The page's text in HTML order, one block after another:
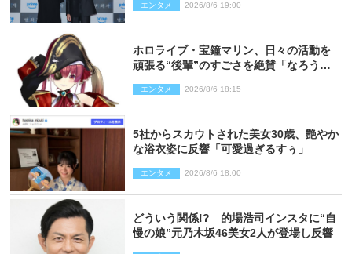
かった」
エンタメ 2026/8/6 19:00
ホロライブ・宝鐘マリン、日々の活動を
頑張る“後輩”のすごさを絶賛「なろう系
エンタメ 2026/8/6 18:15
5社からスカウトされた美女30歳、艶やか
な浴衣姿に反響「可愛過ぎるすぅ」
エンタメ 2026/8/6 18:00
どういう関係!? 的場浩司インスタに“自
慢の娘”元乃木坂46美女2人が登場し反響